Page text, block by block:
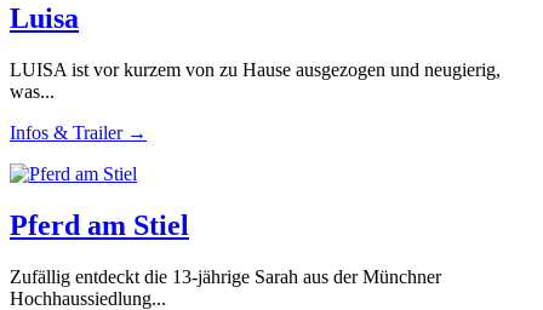
Luisa
LUISA ist vor kurzem von zu Hause ausgezogen und neugierig,
was...
Infos & Trailer →
Pferd am Stiel
Zufällig entdeckt die 13-jährige Sarah aus der Münchner
Hochhaussiedlung...